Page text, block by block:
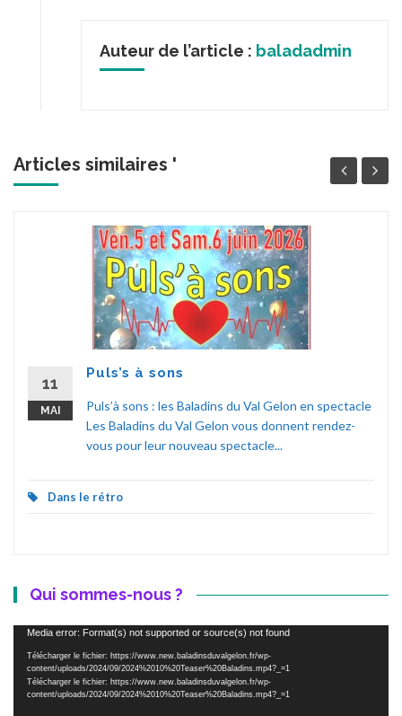
Auteur de l’article : baladadmin
Articles similaires '
11
MAI
Puls’s à sons
Puls’à sons : les Baladins du Val Gelon en spectacle
Les Baladins du Val Gelon vous donnent rendez-
vous pour leur nouveau spectacle...
Dans le rétro
Qui sommes-nous ?
Lecteur
vidéo
Media error: Format(s) not supported or source(s) not found
Télécharger le fichier: https://www.new.baladinsduvalgelon.fr/wp-
content/uploads/2024/09/2024%2010%20Teaser%20Baladins.mp4?_=1
Télécharger le fichier: https://www.new.baladinsduvalgelon.fr/wp-
content/uploads/2024/09/2024%2010%20Teaser%20Baladins.mp4?_=1